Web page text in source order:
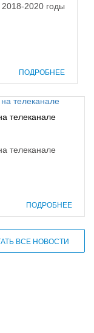
2020 годы
ПОДРОБНЕЕ
телеканале
телеканале
ПОДРОБНЕЕ
ВСЕ НОВОСТИ